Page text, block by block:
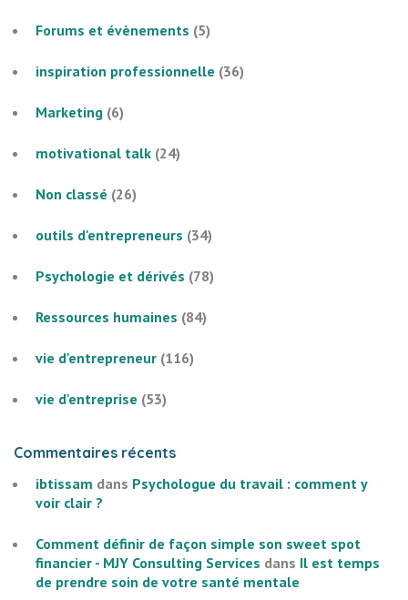
Forums et évènements (5)
inspiration professionnelle (36)
Marketing (6)
motivational talk (24)
Non classé (26)
outils d'entrepreneurs (34)
Psychologie et dérivés (78)
Ressources humaines (84)
vie d'entrepreneur (116)
vie d'entreprise (53)
Commentaires récents
ibtissam dans Psychologue du travail : comment y
voir clair ?
Comment définir de façon simple son sweet spot
financier - MJY Consulting Services dans Il est temps
de prendre soin de votre santé mentale